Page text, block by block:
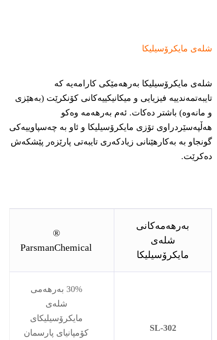
شلەی مایکرۆسیلیکا
شلەی مایکرۆسیلیکا بەرهەمێکی کارامەیە کە
تایبەتمەندییە فیزیایی و میکانیکییەکانی کۆنکرێت (بەهێزی
و مانەوە) باشتر دەکات. ئەم بەرهەمە وەکو
هەڵپەسێردراوی تۆزی مایکرۆسیلیکا و ئاو بە چەسپاوییەکی
گونجاو بە بەکارهێنانی زیادکەری تایبەتی پارێزەر پێشکەش
دەکرێت.
بەرهەمەکانی
شلەی
مایکرۆسیلیکا
®
ParsmanChemical
SL-302
30% بەرهەمی
شلەی
مایکرۆسیلیکای
کۆمپانیای پارسمان